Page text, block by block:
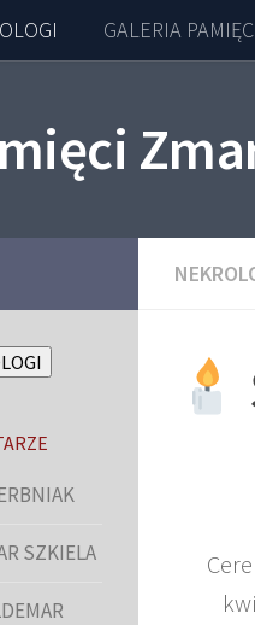
GALERIA
SZKIELA